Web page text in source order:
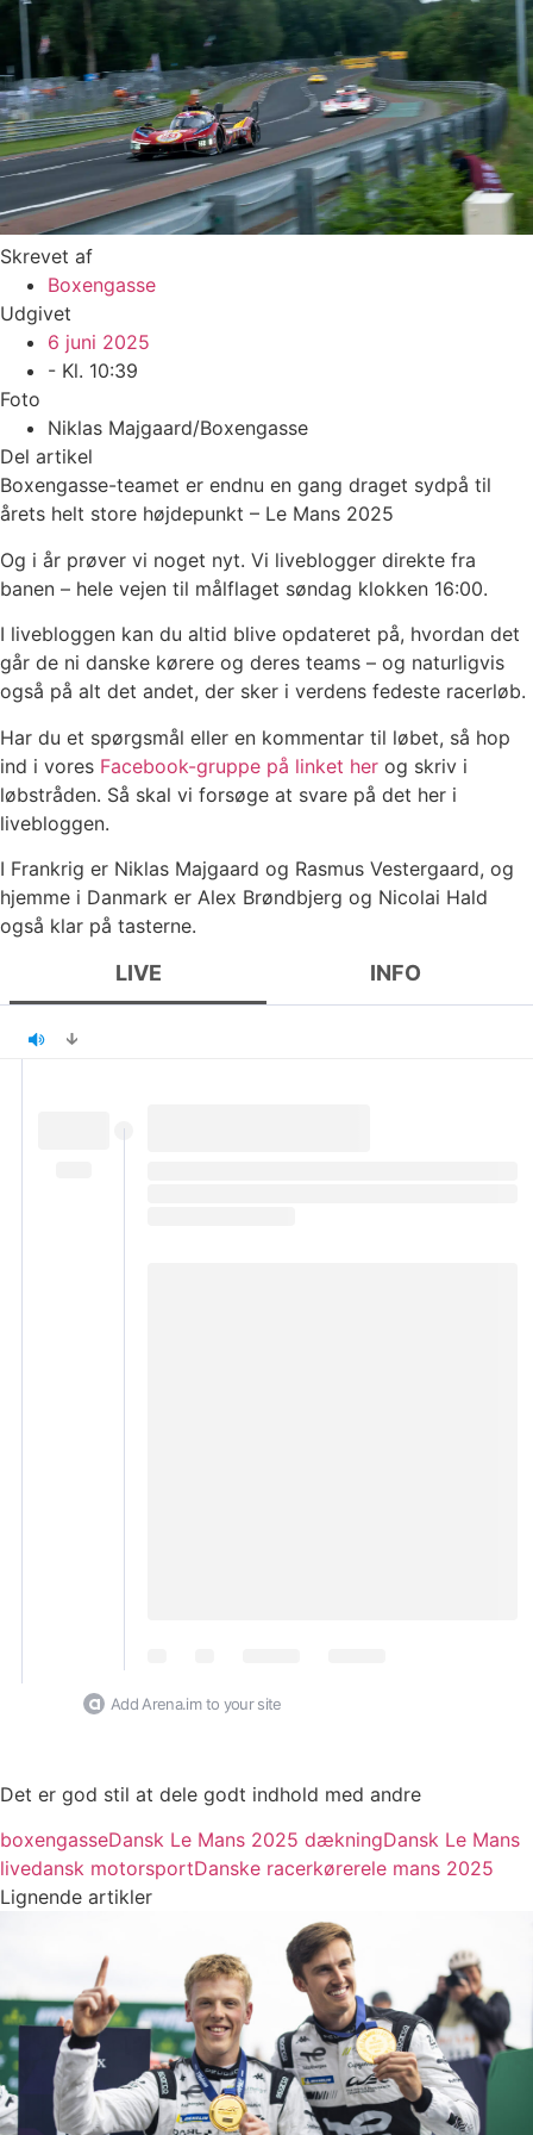
Skrevet af
Boxengasse
Udgivet
6 juni 2025
- Kl. 10:39
Foto
Niklas Majgaard/Boxengasse
Del artikel
Boxengasse-teamet er endnu en gang draget sydpå til
årets helt store højdepunkt – Le Mans 2025
Og i år prøver vi noget nyt. Vi liveblogger direkte fra
banen – hele vejen til målflaget søndag klokken 16:00.
I livebloggen kan du altid blive opdateret på, hvordan det
går de ni danske kørere og deres teams – og naturligvis
også på alt det andet, der sker i verdens fedeste racerløb.
Har du et spørgsmål eller en kommentar til løbet, så hop
ind i vores Facebook-gruppe på linket her og skriv i
løbstråden. Så skal vi forsøge at svare på det her i
livebloggen.
I Frankrig er Niklas Majgaard og Rasmus Vestergaard, og
hjemme i Danmark er Alex Brøndbjerg og Nicolai Hald
også klar på tasterne.
LIVE INFO
Add Arena.im to your site
Det er god stil at dele godt indhold med andre
boxengasseDansk Le Mans 2025 dækningDansk Le Mans
livedansk motorsportDanske racerkørerele mans 2025
Lignende artikler